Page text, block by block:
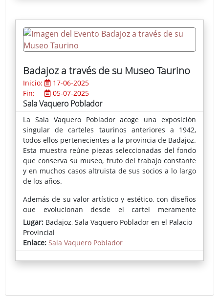
pensamiento crítico.
Badajoz a través de su Museo Taurino
Inicio:
17-06-2025
Fin:
05-07-2025
Sala Vaquero Poblador
La Sala Vaquero Poblador acoge una exposición
singular de carteles taurinos anteriores a 1942,
todos ellos pertenecientes a la provincia de Badajoz.
Esta muestra reúne piezas seleccionadas del fondo
que conserva su museo, fruto del trabajo constante
y en muchos casos altruista de sus socios a lo largo
de los años.
Además de su valor artístico y estético, con diseños
que evolucionan desde el cartel meramente
informativo hasta propuestas gráficas más coloristas
y elaboradas, estos documentos ofrecen un valioso
testimonio de los usos sociales, costumbres y
Lugar: Badajoz, Sala Vaquero Poblador en el Palacio
Provincial
Enlace: Sala Vaquero Poblador